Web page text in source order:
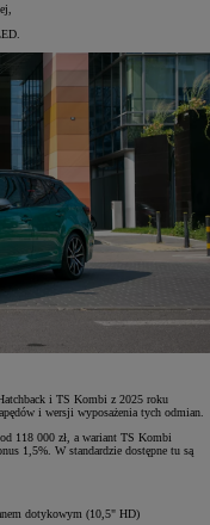
i TS Kombi z 2025 roku
i wersji wyposażenia tych odmian.
118 000 zł, a wariant TS Kombi
1,5%. W standardzie dostępne tu są
dotykowym (10,5" HD)